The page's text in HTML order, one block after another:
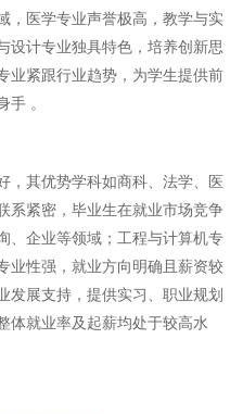
，医学专业声誉极高，教学与实
设计专业独具特色，培养创新思
业紧跟行业趋势，为学生提供前
手 。
，其优势学科如商科、法学、医
系紧密，毕业生在就业市场竞争
、企业等领域；工程与计算机专
业性强，就业方向明确且薪资较
发展支持，提供实习、职业规划
体就业率及起薪均处于较高水